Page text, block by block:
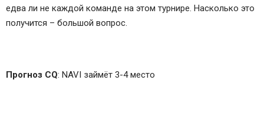
едва ли не каждой команде на этом турнире. Насколько это
получится – большой вопрос.
Прогноз CQ: NAVI займёт 3-4 место